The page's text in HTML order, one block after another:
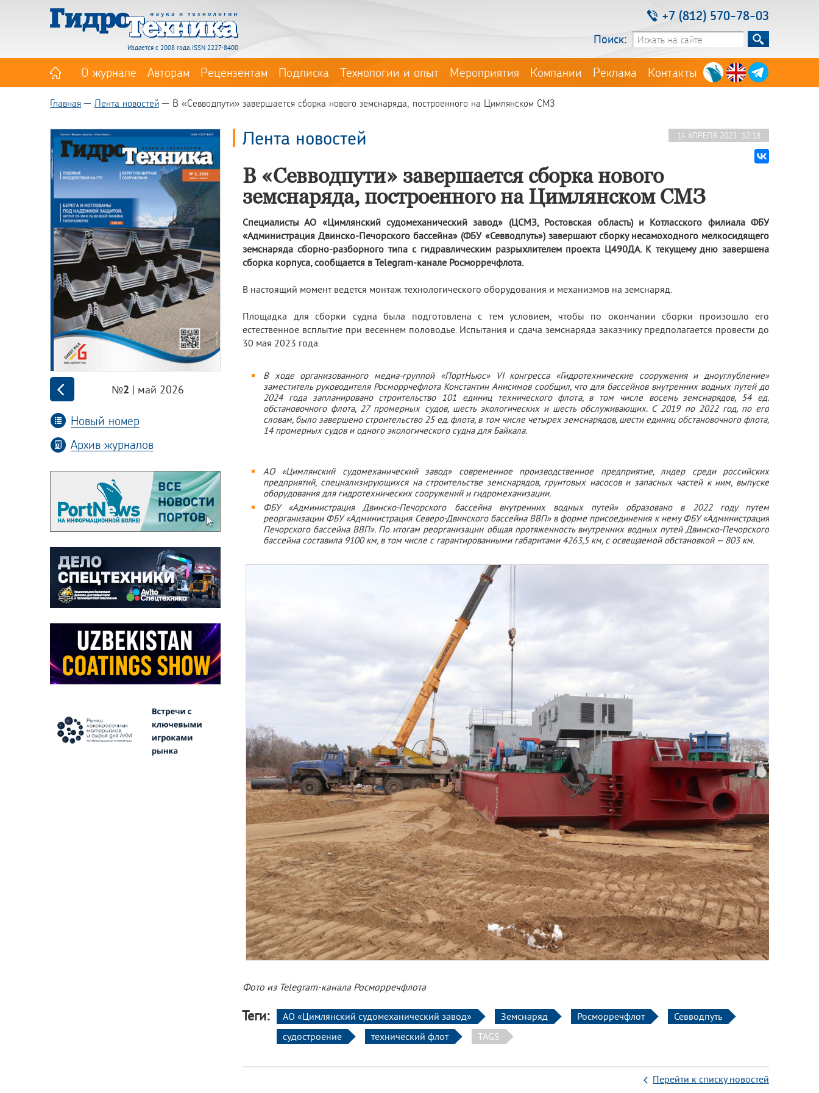
Издается с 2008 года. ISSN 2227-8400
+7 (812) 570-78-03
Поиск:
О журнале Авторам Рецензентам Подписка Технологии и опыт Мероприятия Компании Реклама Контакты
Главная Лента новостей В «Севводпути» завершается сборка нового земснаряда, построенного на Цимлянском СМЗ
№2 | май 2026
Новый номер
Архив журналов
14 АПРЕЛЯ 2023 12:18
Лента новостей
В «Севводпути» завершается сборка нового
земснаряда, построенного на Цимлянском СМЗ
Специалисты АО «Цимлянский судомеханический завод» (ЦСМЗ, Ростовская область) и Котласского филиала ФБУ
«Администрация Двинско-Печорского бассейна» (ФБУ «Севводпуть») завершают сборку несамоходного мелкосидящего
земснаряда сборно-разборного типа с гидравлическим разрыхлителем проекта Ц490ДА. К текущему дню завершена
сборка корпуса, сообщается в Telegram-канале Росморречфлота.
В настоящий момент ведется монтаж технологического оборудования и механизмов на земснаряд.
Площадка для сборки судна была подготовлена с тем условием, чтобы по окончании сборки произошло его
естественное всплытие при весеннем половодье. Испытания и сдача земснаряда заказчику предполагается провести до
30 мая 2023 года.
В ходе организованного медиа-группой «ПортНьюс» VI конгресса «Гидротехнические сооружения и дноуглубление»
заместитель руководителя Росморрчефлота Константин Анисимов сообщил, что для бассейнов внутренних водных путей до
2024 года запланировано строительство 101 единиц технического флота, в том числе восемь земснарядов, 54 ед.
обстановочного флота, 27 промерных судов, шесть экологических и шесть обслуживающих. C 2019 по 2022 год, по его
словам, было завершено строительство 25 ед. флота, в том числе четырех земснарядов, шести единиц обстановочного флота,
14 промерных судов и одного экологического судна для Байкала.
АО «Цимлянский судомеханический завод» современное производственное предприятие, лидер среди российских
предприятий, специализирующихся на строительстве земснарядов, грунтовых насосов и запасных частей к ним, выпуске
оборудования для гидротехнических сооружений и гидромеханизации.
ФБУ «Администрация Двинско-Печорского бассейна внутренних водных путей» образовано в 2022 году путем
реорганизации ФБУ «Администрация Северо-Двинского бассейна ВВП» в форме присоединения к нему ФБУ «Администрация
Печорского бассейна ВВП». По итогам реорганизации общая протяженность внутренних водных путей Двинско-Печорского
бассейна составила 9100 км, в том числе с гарантированными габаритами 4263,5 км, с освещаемой обстановкой — 803 км.
Фото из Telegram-канала Росморречфлота
Теги: АО «Цимлянский судомеханический завод» Земснаряд Росморречфлот
Севводпуть
судостроение
технический флот TAGS
Перейти к списку новостей